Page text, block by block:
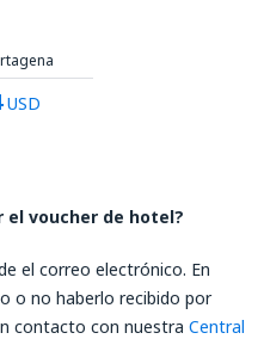
USD
el voucher de hotel?
el correo electrónico. En
o no haberlo recibido por
contacto con nuestra Central